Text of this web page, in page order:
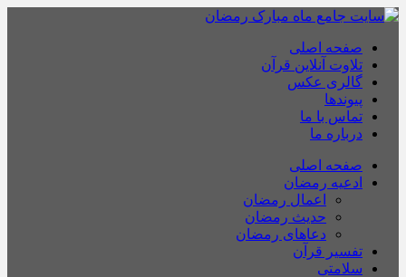
صفحه اصلی
تلاوت آنلاین قرآن
گالری عکس
پیوندها
تماس با ما
درباره ما
صفحه اصلی
ادعیه رمضان
اعمال رمضان
حدیث رمضان
دعاهای رمضان
تفسیر قرآن
سلامتی